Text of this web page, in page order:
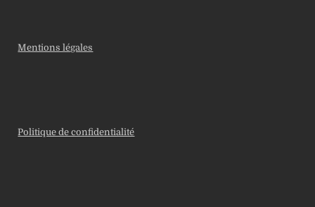
Mentions légales
Politique de confidentialité